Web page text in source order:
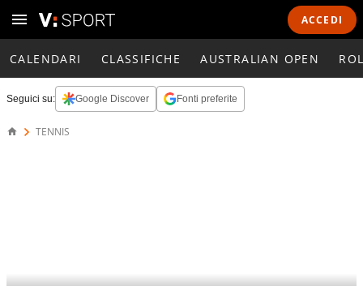
ACCEDI
CALENDARI CLASSIFICHE AUSTRALIAN OPEN
Seguici su: Google Discover Fonti preferite
TENNIS